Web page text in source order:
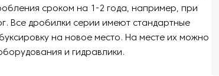
сроком на 1-2 года, например, при
Все дробилки серии имеют стандартные
на новое место. На месте их можно
и гидравлики.